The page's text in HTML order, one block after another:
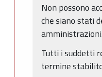
Non possono
che siano stati
Tutti i suddetti
termine